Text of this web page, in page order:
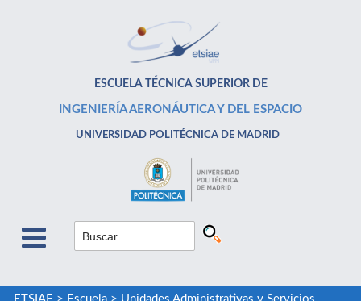
ESCUELA TÉCNICA SUPERIOR DE
INGENIERÍA AERONÁUTICA Y DEL ESPACIO
UNIVERSIDAD POLITÉCNICA DE MADRID